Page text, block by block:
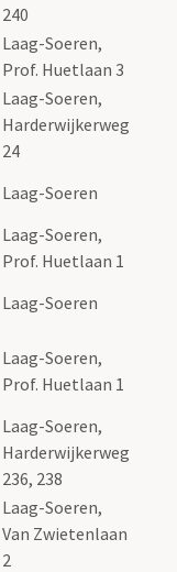
240
Laag-Soeren,
Prof. Huetlaan 3
Laag-Soeren,
Harderwijkerweg
24
Laag-Soeren
Laag-Soeren,
Prof. Huetlaan 1
Laag-Soeren
Laag-Soeren,
Prof. Huetlaan 1
Laag-Soeren,
Harderwijkerweg
236, 238
Laag-Soeren,
Van Zwietenlaan
2